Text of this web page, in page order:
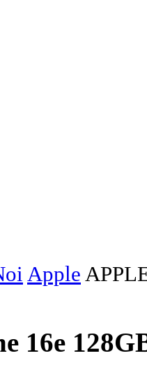
Apple
16e